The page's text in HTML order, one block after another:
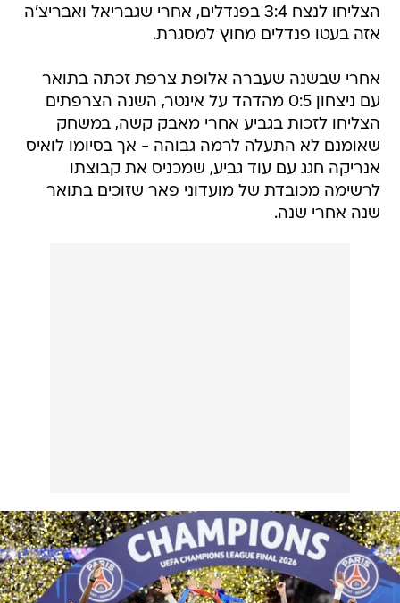
הצליחו לנצח 3:4 בפנדלים, אחרי שגבריאל ואבריצ'ה
אזה בעטו פנדלים מחוץ למסגרת.
אחרי שבשנה שעברה אלופת צרפת זכתה בתואר
עם ניצחון 0:5 מהדהד על אינטר, השנה הצרפתים
הצליחו לזכות בגביע אחרי מאבק קשה, במשחק
שאומנם לא התעלה לרמה גבוהה - אך בסיומו לואיס
אנריקה חגג עם עוד גביע, שמכניס את קבוצתו
לרשימה מכובדת של מועדוני פאר שזוכים בתואר
שנה אחרי שנה.